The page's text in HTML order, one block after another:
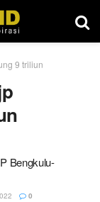
9 triliun
Bengkulu-
0